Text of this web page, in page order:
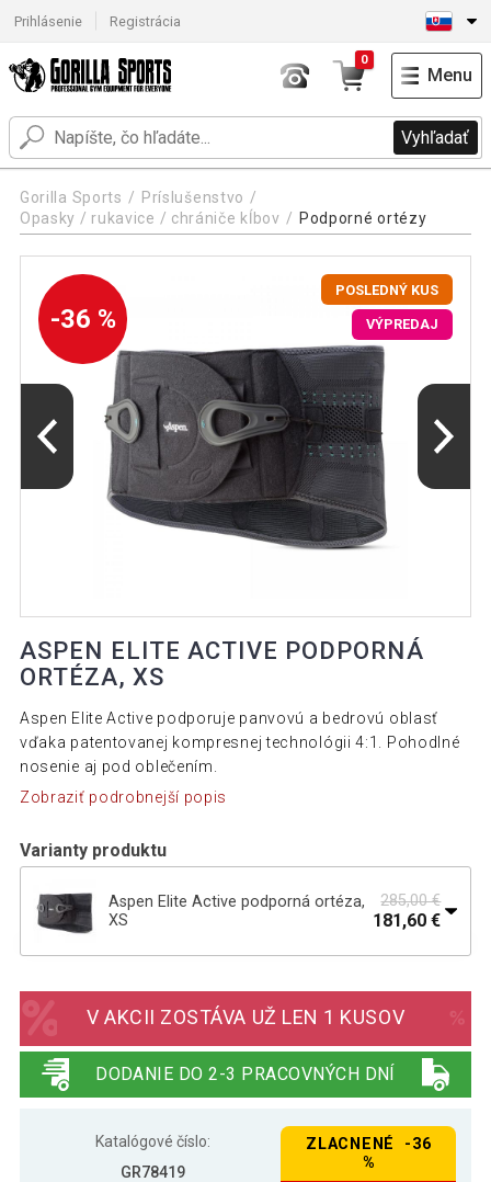
Prihlásenie Registrácia
Vyhľadať
0
Menu
Gorilla Sports
Príslušenstvo
Opasky / rukavice / chrániče kĺbov
Podporné ortézy
-36 %
POSLEDNÝ KUS
VÝPREDAJ
ASPEN ELITE ACTIVE PODPORNÁ
ORTÉZA, XS
Aspen Elite Active podporuje panvovú a bedrovú oblasť
vďaka patentovanej kompresnej technológii 4:1. Pohodlné
nosenie aj pod oblečením.
Zobraziť podrobnejší popis
Varianty produktu
Aspen Elite Active podporná ortéza,
XS
285,00 €
181,60 €
181,60 €
V AKCII ZOSTÁVA UŽ LEN 1 KUSOV
DODANIE DO 2-3 PRACOVNÝCH DNÍ
Katalógové číslo:
GR78419
ZLACNENÉ -36
%